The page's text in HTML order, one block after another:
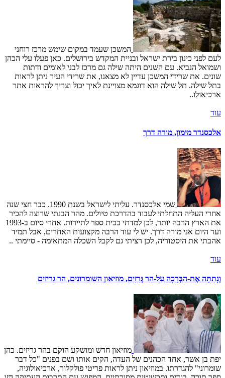
המשכן שעמד במקום שימש מרכז רוחני
לעם לפני כינון בירת ישראל ובניית המקדש בירושלים. כאן פעלו עלי הכהן
ושמואל הנביא. עם השנים היתה שילה גם מרכז לבני לאומים ודתות
שונים. את שרידי המשכן עדיין לא מצאנו, את שרידי העיר ניתן לראות
בתל שילה. תל שילה הוא דוגמא מצויינת לאיך יכול וצריך להראות אתר
ארכיאולו..
עוד
אלכסנדר מימון, מורה דרך
שמי אלכסנדר. עליתי לישראל בשנת 1990. כבר חצי שנה
אחרי העליה התחלתי לעבוד בהדרכת טיולים. מהר הבנתי שרוצה להכיר
את הארץ הרבה יותר, לכן למדתי בבית ספר לתיירות. אחרי סיום ב-1993
ועד היום אני מורה דרך. יש לי עוד הרבה מקצועות האחרים, אבל תמיד
אהבתי את היסטוריה, לכן רציתי גם לקבל השכלה המתאימה - סיימתי ..
עוד
וְנָתַתָּה אֶת-הַבְּרָכָה עַל-הַר גְּרִזִים, מוזיאון השומרונים, הר גריזים
מוזיאון חדש ומושקע הוקם בהר גריזים. כהן
יפת בן אשר, אחד הכהנים של העדה, הקים אותו ושם בפנים "כל דבר
שומרוני" להגדרתו. במוזיאון ניתן לראות פריטי פולקלור, ארכיאולוגיה,